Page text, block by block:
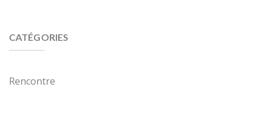
CATÉGORIES
Rencontre